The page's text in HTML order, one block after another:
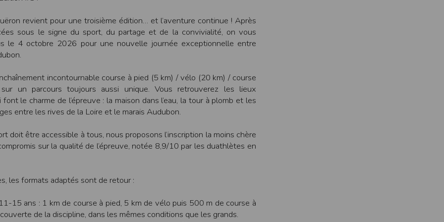
revient pour une troisième édition… et l’aventure continue ! Après
sous le signe du sport, du partage et de la convivialité, on vous
le 4 octobre 2026 pour une nouvelle journée exceptionnelle entre
incontournable course à pied (5 km) / vélo (20 km) / course
un parcours toujours aussi unique. Vous retrouverez les lieux
le charme de l’épreuve : la maison dans l’eau, la tour à plomb et les
entre les rives de la Loire et le marais Audubon.
doit être accessible à tous, nous proposons l’inscription la moins chère
sur la qualité de l’épreuve, notée 8,9/10 par les duathlètes en
les formats adaptés sont de retour :
15 ans : 1 km de course à pied, 5 km de vélo puis 500 m de course à
de la discipline, dans les mêmes conditions que les grands.
assistance technique vis à vis de l’utilisateur que ce soit par des moyens électronique ou téléphonique.
en cas d’impossibilité d’accès à ce site et/ou d’utilisation des services.
le site ou une partie des services, à tout moment sans préavis, le tout sans droit à indemnités. L’utilisateur
responsable des interruptions, et des conséquences qui peuvent en découler pour l’utilisateur ou tout tiers.
à tout moment et sans préavis, les présentes conditions d’utilisation afin de les adapter aux évolutions du site
et les limites d’Internet, et notamment reconnaît que :
par l’intermédiaire de son centre serveur.
sur Internet ne sont pas protégées notamment contre les détournements éventuels. La communication de toute
ou confidentielle se fait à ses risques et périls.
d’aucun moyen de contrôle sur le contenu des services accessibles sur Internet
internet www.timepulse.run peuvent recevoir des offres les invitant à participer à des épreuves inscrites au